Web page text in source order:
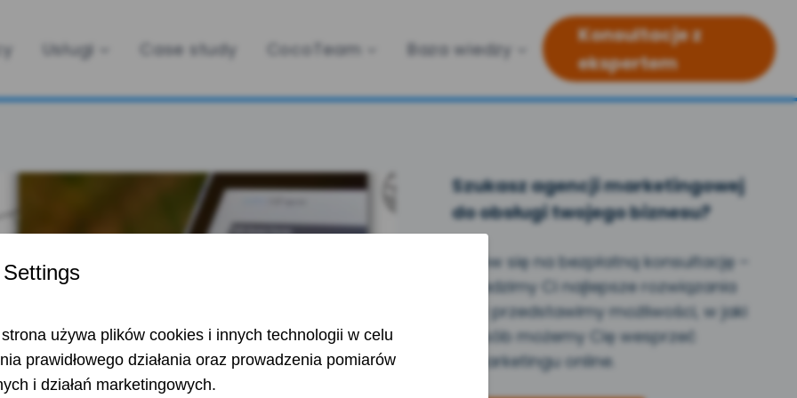
Usługi Case study CocoTeam Baza wiedzy
Konsultacje z
ekspertem
Szukasz agencji marketingowej
do obsługi twojego biznesu?
Umów się na bezpłatną konsultację –
doradzimy Ci najlepsze rozwiązania
oraz przedstawimy możliwości, w jaki
sposób możemy Cię wesprzeć
w marketingu online.